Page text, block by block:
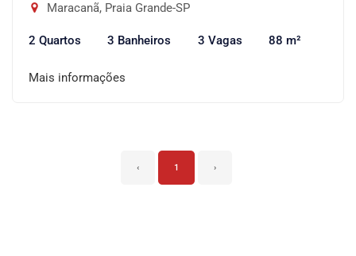
Maracanã, Praia Grande-SP
2 Quartos 3 Banheiros 3 Vagas 88 m²
Mais informações
‹ 1 ›